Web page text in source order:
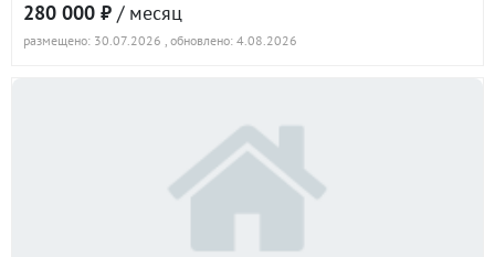
280 000 ₽ / месяц
размещено: 30.07.2026 , обновлено: 4.08.2026